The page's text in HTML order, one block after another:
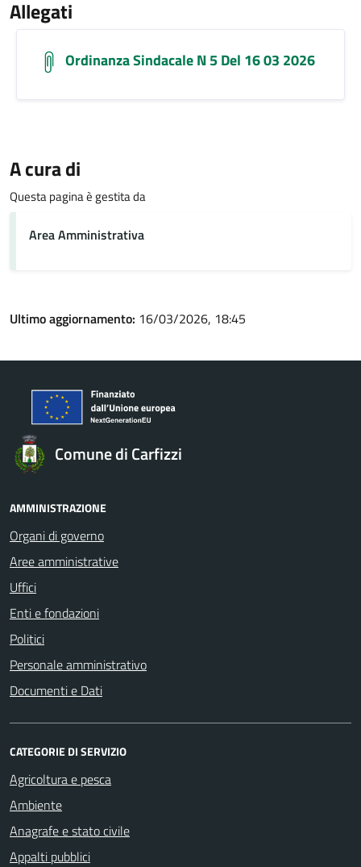
Allegati
Ordinanza Sindacale N 5 Del 16 03 2026
A cura di
Questa pagina è gestita da
Area Amministrativa
Ultimo aggiornamento: 16/03/2026, 18:45
Comune di Carfizzi
AMMINISTRAZIONE
Organi di governo
Aree amministrative
Uffici
Enti e fondazioni
Politici
Personale amministrativo
Documenti e Dati
CATEGORIE DI SERVIZIO
Agricoltura e pesca
Ambiente
Anagrafe e stato civile
Appalti pubblici